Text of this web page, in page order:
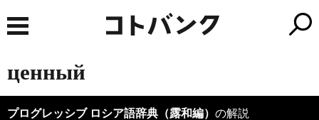
ценный
プログレッシブ ロシア語辞典（露和編） の解説